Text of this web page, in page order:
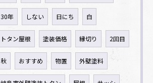
30年 しない 日にち 白
トタン屋根 塗装価格 縁切り 2回目
秋 おすすめ 物置 外壁塗料